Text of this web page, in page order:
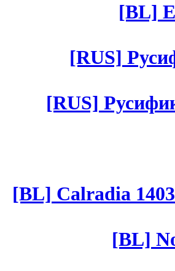
[BL]
[RUS]
[RUS]
[BL] Calradia
[BL]